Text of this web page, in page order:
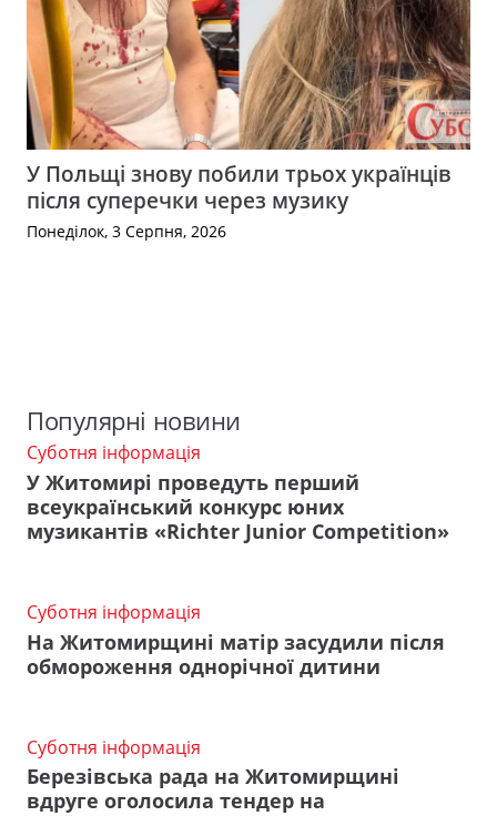
У Польщі знову побили трьох українців
після суперечки через музику
Понеділок, 3 Серпня, 2026
Популярні новини
Суботня інформація
У Житомирі проведуть перший
всеукраїнський конкурс юних
музикантів «Richter Junior Competition»
Суботня інформація
На Житомирщині матір засудили після
обмороження однорічної дитини
Суботня інформація
Березівська рада на Житомирщині
вдруге оголосила тендер на